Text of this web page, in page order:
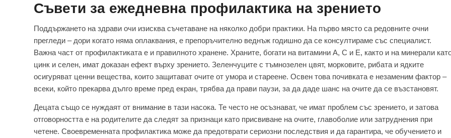
Съвети за ежедневна профилактика на зрението
Поддържането на здрави очи изисква съчетаване на няколко добри практики. На първо място са редовните очни
прегледи – дори когато няма оплаквания, е препоръчително веднъж годишно да се консултираме със специалист.
Важна част от профилактиката е и правилното хранене. Храните, богати на витамини A, C и E, както и на минерали
цинк и селен, имат доказан ефект върху зрението. Зеленчуците с тъмнозелен цвят, морковите, рибата и ядките
осигуряват ценни вещества, които защитават очите от умора и стареене. Освен това почивката е незаменим фактор –
всеки, който прекарва дълго време пред екран, трябва да прави паузи, за да даде шанс на очите да се възстановят.
Децата също се нуждаят от внимание в тази насока. Те често не осъзнават, че имат проблем със зрението, и затова
отговорността е на родителите да следят за признаци като присвиване на очите, главоболие или затруднения при
четене. Своевременната профилактика може да предотврати сериозни последствия и да гарантира, че обучението и